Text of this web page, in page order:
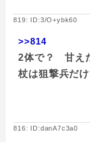
819: ID:3/O+ybk60
>>814
2体で？ 甘え
杖は狙撃兵だ
816: ID:danA7c3a0